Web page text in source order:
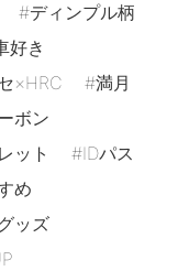
ディンプル柄
好き
×HRC
満月
ボン
ット
IDパス
め
ッズ